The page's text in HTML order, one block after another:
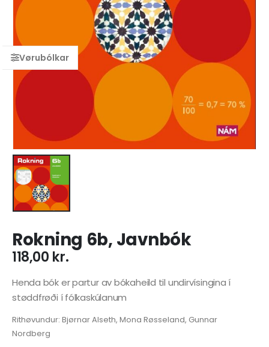
Rokning 6b, Javnbók
118,00 kr.
Henda bók er partur av bókaheild til undirvísingina í
støddfrøði í fólkaskúlanum
Rithøvundur: Bjørnar Alseth, Mona Røsseland, Gunnar
Nordberg